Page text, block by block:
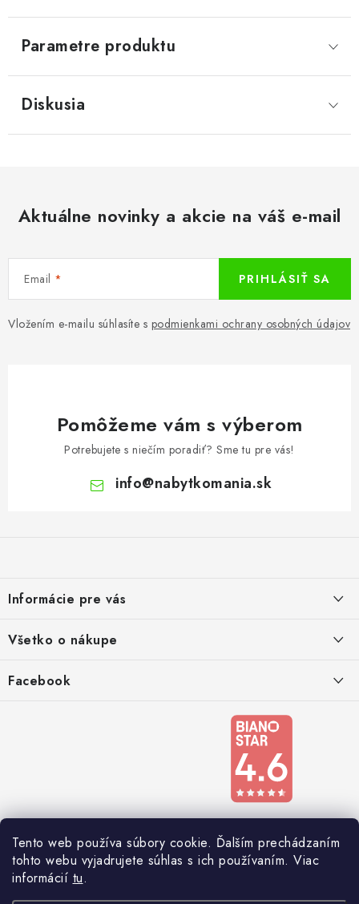
Tento web používa súbory cookie. Ďalším prechádzaním
tohto webu vyjadrujete súhlas s ich používaním. Viac
informácií tu.
Parametre produktu
Diskusia
Aktuálne novinky a akcie na váš e-mail
Email
Vložením e-mailu súhlasíte s podmienkami ochrany osobných údajov
PRIHLÁSIŤ SA
Pomôžeme vám s výberom
Potrebujete s niečím poradiť? Sme tu pre vás!
info@nabytkomania.sk
äInformácie pre vás
Registrace
Všetko o nákupe
Facebook